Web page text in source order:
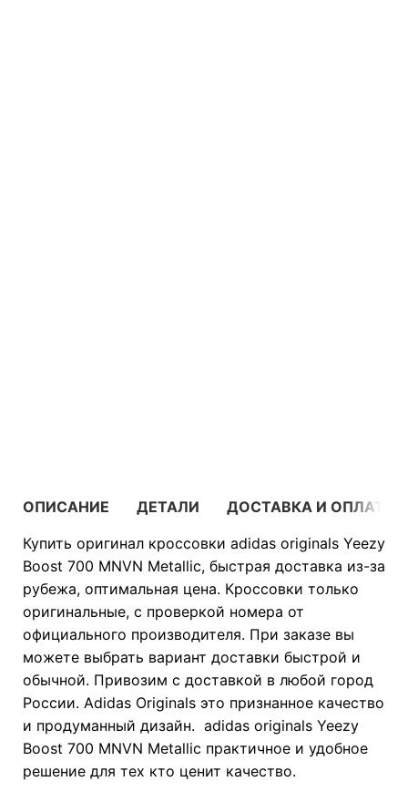
ОПИСАНИЕ ДЕТАЛИ
ДОСТАВКА И ОПЛАТА
Купить оригинал кроссовки adidas originals Yeezy
Boost 700 MNVN Metallic, быстрая доставка из-за
рубежа, оптимальная цена. Кроссовки только
оригинальные, с проверкой номера от
официального производителя. При заказе вы
можете выбрать вариант доставки быстрой и
обычной. Привозим с доставкой в любой город
России. Adidas Originals это признанное качество
и продуманный дизайн. adidas originals Yeezy
Boost 700 MNVN Metallic практичное и удобное
решение для тех кто ценит качество.